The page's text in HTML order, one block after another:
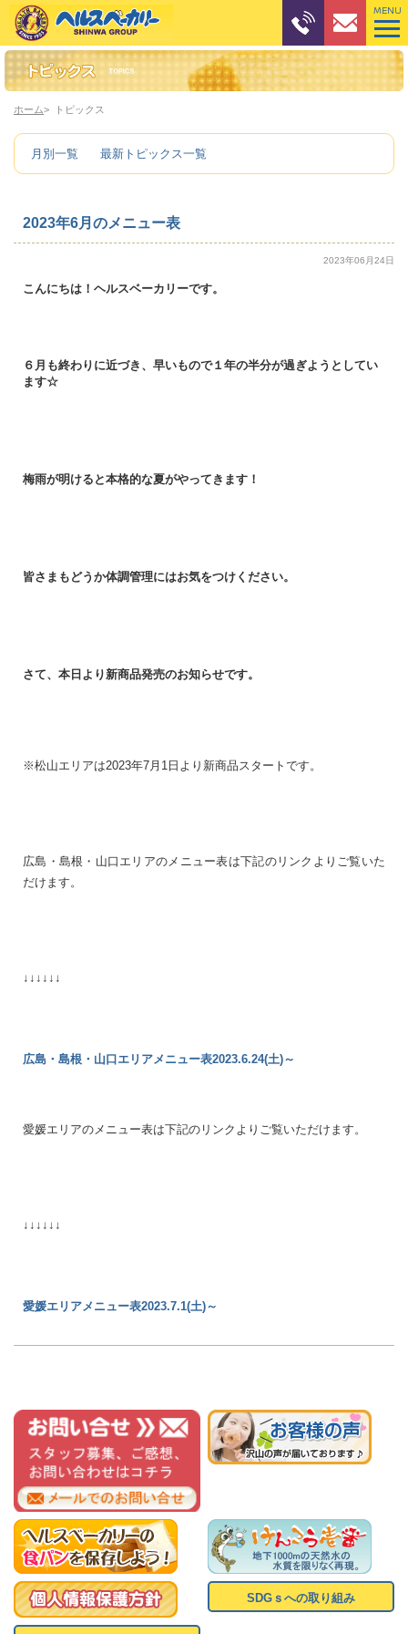
ホーム トピックス
月別一覧 最新トピックス一覧
2023年6月のメニュー表
2023年06月24日
こんにちは！ヘルスベーカリーです。
６月も終わりに近づき、早いもので１年の半分が過ぎようとしてい
ます☆
梅雨が明けると本格的な夏がやってきます！
皆さまもどうか体調管理にはお気をつけください。
さて、本日より新商品発売のお知らせです。
※松山エリアは2023年7月1日より新商品スタートです。
広島・島根・山口エリアのメニュー表は下記のリンクよりご覧いた
だけます。
↓↓↓↓↓↓
広島・島根・山口エリアメニュー表2023.6.24(土)～
愛媛エリアのメニュー表は下記のリンクよりご覧いただけます。
↓↓↓↓↓↓
愛媛エリアメニュー表2023.7.1(土)～
SDGｓへの取り組み